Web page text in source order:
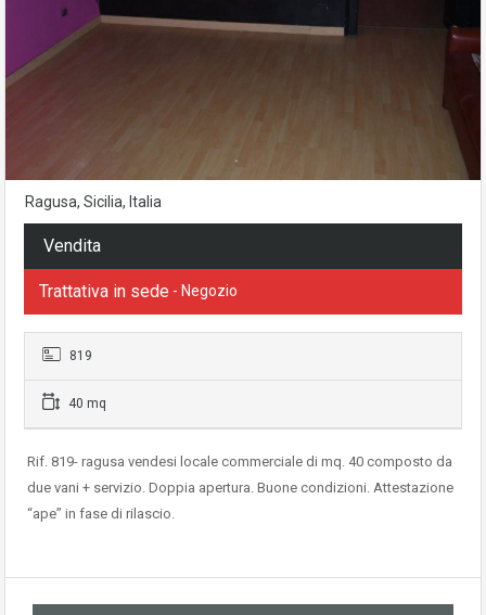
Ragusa, Sicilia, Italia
Vendita
Trattativa in sede - Negozio
819
40 mq
Rif. 819- ragusa vendesi locale commerciale di mq. 40 composto da
due vani + servizio. Doppia apertura. Buone condizioni. Attestazione
“ape” in fase di rilascio.